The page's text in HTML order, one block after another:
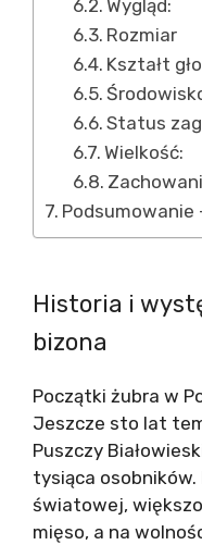
Wygląd:
Rozmiar
Kształt
Status
Wielkość:
Podsumowanie
Historia i
bizona
Początki żubra w
Jeszcze sto lat
Puszczy
tysiąca
światowej,
mięso, a na